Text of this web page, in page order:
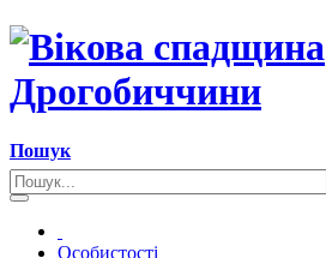
Пошук
Особистості